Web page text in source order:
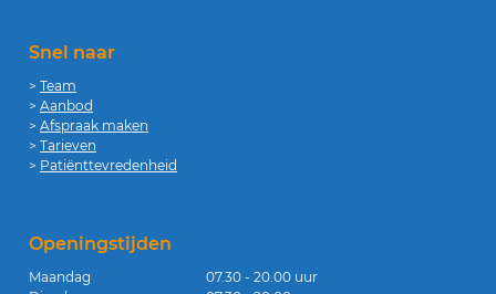
Snel naar
> Team
> Aanbod
> Afspraak maken
> Tarieven
> Patiënttevredenheid
Openingstijden
Maandag
07.30 - 20.00 uur